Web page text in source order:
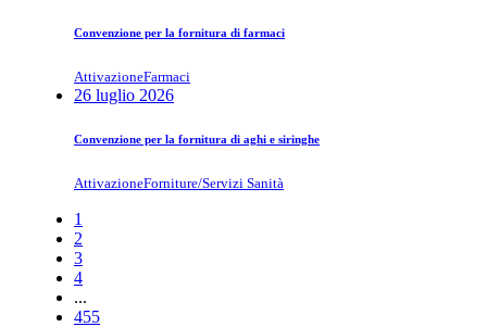
Convenzione per la fornitura di farmaci
AttivazioneFarmaci
26 luglio 2026
Convenzione per la fornitura di aghi e siringhe
AttivazioneForniture/Servizi Sanità
1
2
3
4
...
455